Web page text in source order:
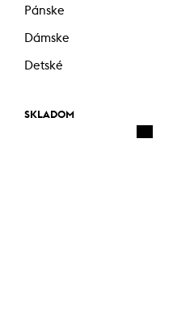
Pánske
Dámske
Detské
SKLADOM